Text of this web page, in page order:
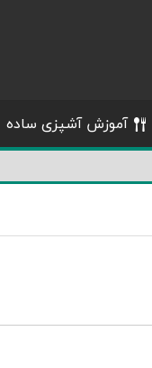
آموزش آشپزی ساده